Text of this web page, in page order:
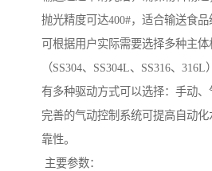
抛光精度可达400#，适合输送食品
可根据用户实际需要选择多种主体
（SS304、SS304L、SS316、316L
有多种驱动方式可以选择：手动、
完善的气动控制系统可提高自动化
靠性。
主要参数：